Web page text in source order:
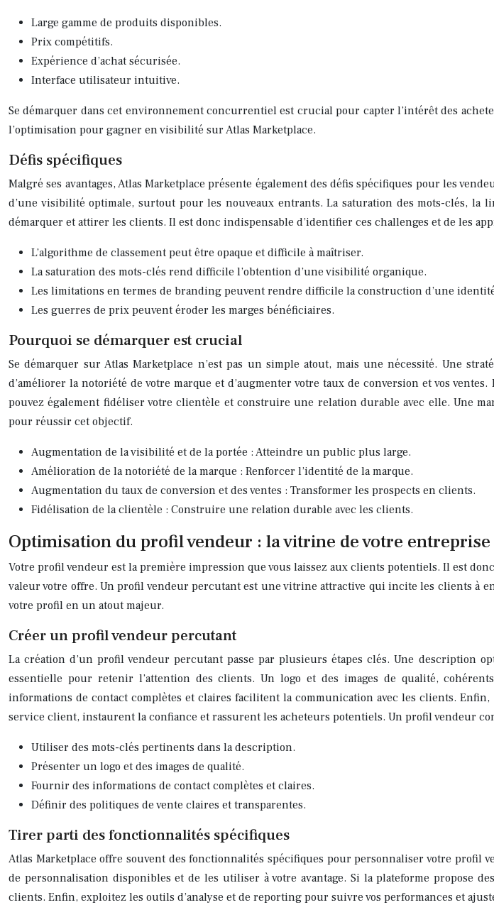
Large gamme de produits disponibles.
Prix compétitifs.
Expérience d’achat sécurisée.
Interface utilisateur intuitive.
Se démarquer dans cet environnement concurrentiel est crucial pour capter l’intérêt des
l’optimisation pour gagner en visibilité sur Atlas Marketplace.
Défis spécifiques
Malgré ses avantages, Atlas Marketplace présente également des défis spécifiques pour les
d’une visibilité optimale, surtout pour les nouveaux entrants. La saturation des mots-clés,
démarquer et attirer les clients. Il est donc indispensable d’identifier ces challenges et de les
L’algorithme de classement peut être opaque et difficile à maîtriser.
La saturation des mots-clés rend difficile l’obtention d’une visibilité organique.
Les limitations en termes de branding peuvent rendre difficile la construction d’une
Les guerres de prix peuvent éroder les marges bénéficiaires.
Pourquoi se démarquer est crucial
Se démarquer sur Atlas Marketplace n’est pas un simple atout, mais une nécessité. Une
d’améliorer la notoriété de votre marque et d’augmenter votre taux de conversion et vos
pouvez également fidéliser votre clientèle et construire une relation durable avec elle. Une
pour réussir cet objectif.
Augmentation de la visibilité et de la portée : Atteindre un public plus large.
Amélioration de la notoriété de la marque : Renforcer l’identité de la marque.
Augmentation du taux de conversion et des ventes : Transformer les prospects en clients.
Fidélisation de la clientèle : Construire une relation durable avec les clients.
Optimisation du profil vendeur : la vitrine de votre entreprise
Votre profil vendeur est la première impression que vous laissez aux clients potentiels. Il est
valeur votre offre. Un profil vendeur percutant est une vitrine attractive qui incite les clients à
votre profil en un atout majeur.
Créer un profil vendeur percutant
La création d’un profil vendeur percutant passe par plusieurs étapes clés. Une description
essentielle pour retenir l’attention des clients. Un logo et des images de qualité,
informations de contact complètes et claires facilitent la communication avec les clients.
service client, instaurent la confiance et rassurent les acheteurs potentiels. Un profil vendeur
Utiliser des mots-clés pertinents dans la description.
Présenter un logo et des images de qualité.
Fournir des informations de contact complètes et claires.
Définir des politiques de vente claires et transparentes.
Tirer parti des fonctionnalités spécifiques
Atlas Marketplace offre souvent des fonctionnalités spécifiques pour personnaliser votre
de personnalisation disponibles et de les utiliser à votre avantage. Si la plateforme propose
clients. Enfin, exploitez les outils d’analyse et de reporting pour suivre vos performances et